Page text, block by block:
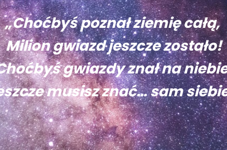
„Choćbyś poznał ziemię całą,
Milion gwiazd jeszcze zostało!
gwiazdy znał na
musisz znać… sam